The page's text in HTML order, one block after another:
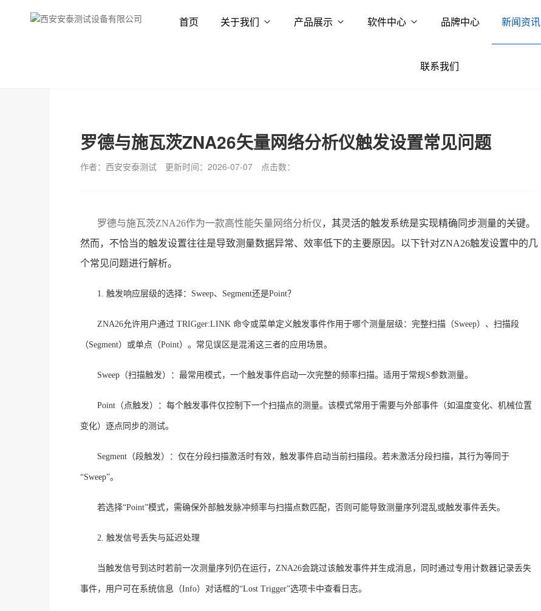
首页 关于我们 产品展示 软件中心 品牌中心 新闻资讯
联系我们
罗德与施瓦茨ZNA26矢量网络分析仪触发设置常见问题
作者：西安安泰测试 更新时间：2026-07-07 点击数：
罗德与施瓦茨ZNA26作为一款高性能矢量网络分析仪，其灵活的触发系统是实现精确同步测量的关键。
然而，不恰当的触发设置往往是导致测量数据异常、效率低下的主要原因。以下针对ZNA26触发设置中的几
个常见问题进行解析。
1. 触发响应层级的选择：Sweep、Segment还是Point？
ZNA26允许用户通过 TRIGger:LINK 命令或菜单定义触发事件作用于哪个测量层级：完整扫描（Sweep）、扫描段
（Segment）或单点（Point） 。常见误区是混淆这三者的应用场景。
Sweep（扫描触发）：最常用模式，一个触发事件启动一次完整的频率扫描。适用于常规S参数测量。
Point（点触发）：每个触发事件仅控制下一个扫描点的测量。该模式常用于需要与外部事件（如温度变化、机械位置
变化）逐点同步的测试。
Segment（段触发）：仅在分段扫描激活时有效，触发事件启动当前扫描段。若未激活分段扫描，其行为等同于
“Sweep”。
若选择“Point”模式，需确保外部触发脉冲频率与扫描点数匹配，否则可能导致测量序列混乱或触发事件丢失。
2. 触发信号丢失与延迟处理
当触发信号到达时若前一次测量序列仍在运行， ZNA26会跳过该触发事件并生成消息，同时通过专用计数器记录丢失
事件，用户可在系统信息（Info）对话框的“Lost Trigger”选项卡中查看日志。